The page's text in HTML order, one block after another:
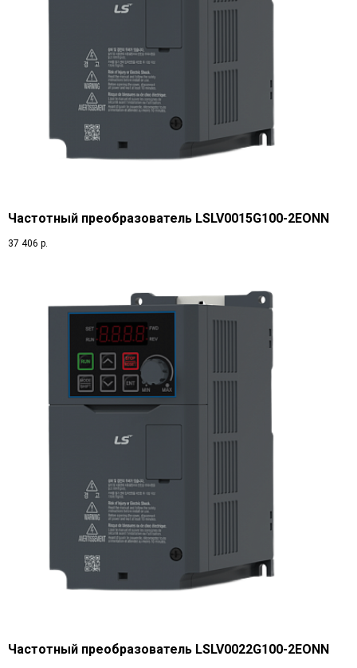
Частотный преобразователь LSLV0015G100-2EONN
37 406 р.
Частотный преобразователь LSLV0022G100-2EONN